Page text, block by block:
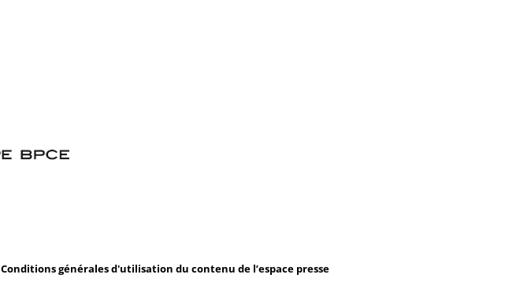
Conditions générales d'utilisation du contenu de l’espace presse